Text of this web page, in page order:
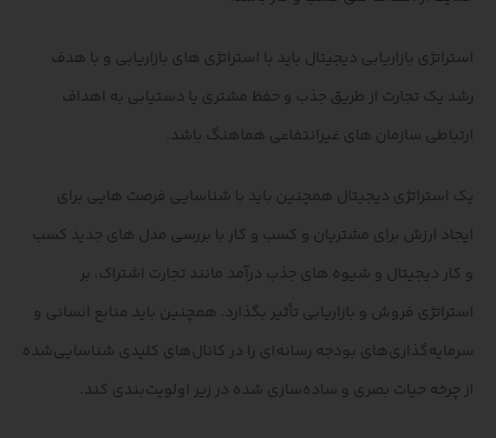
استراتژی بازاریابی دیجیتال باید با استراتژی های بازاریابی و با هدف
رشد یک تجارت از طریق جذب و حفظ مشتری یا دستیابی به اهداف
ارتباطی سازمان های غیرانتفاعی هماهنگ باشد.
یک استراتژی دیجیتال همچنین باید با شناسایی فرصت هایی برای
ایجاد ارزش برای مشتریان و کسب و کار با بررسی مدل های جدید کسب
و کار دیجیتال و شیوه های جذب درآمد مانند تجارت اشتراک، بر
استراتژی فروش و بازاریابی تأثیر بگذارد. همچنین باید منابع انسانی و
سرمایه‌گذاری‌های بودجه رسانه‌ای را در کانال‌های کلیدی شناسایی‌شده
از چرخه حیات بصری و ساده‌سازی شده در زیر اولویت‌بندی کند.